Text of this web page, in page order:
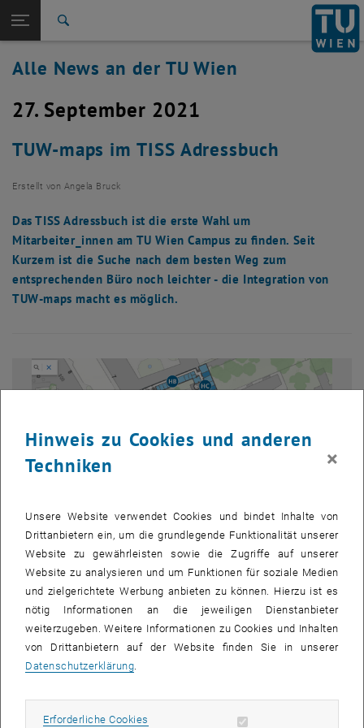
TU Login
Quicklinks
Quicklinks-Menü umschalten
Studium
International
Karriere
Zur 1. Menü Ebene
Alle News
Zurück: Subseiten von TU Wien Startseite auflisten
TU Wien Startseite
Alle News an der TU Wien
27. September 2021
TUW-maps im TISS Adressbuch
Erstellt von Angela Bruck
Das TISS Adressbuch ist die erste Wahl um
Mitarbeiter_innen am TU Wien Campus zu finden. Seit
Kurzem ist die Suche nach dem besten Weg zum
entsprechenden Büro noch leichter - die Integration von
TUW-maps macht es möglich.
Bild
Alle kennen das Problem, eine Besprechung steht bevor - aber das
Büro des Gegenübers ist unbekannt.
Die Lösung: Person im TISS - Adressbuch suchen, angegebene
Hinweis zu Cookies und anderen
Techniken
×
Unsere Website verwendet Cookies und bindet Inhalte von
Drittanbietern ein, um die grundlegende Funktionalität unserer
Website zu gewährleisten sowie die Zugriffe auf unserer
Website zu analysieren und um Funktionen für soziale Medien
und zielgerichtete Werbung anbieten zu können. Hierzu ist es
nötig Informationen an die jeweiligen Dienstanbieter
weiterzugeben. Weitere Informationen zu Cookies und Inhalten
von Drittanbietern auf der Website finden Sie in unserer
Datenschutzerklärung
Erforderliche Cookies Erforderliche Cookies zulassen